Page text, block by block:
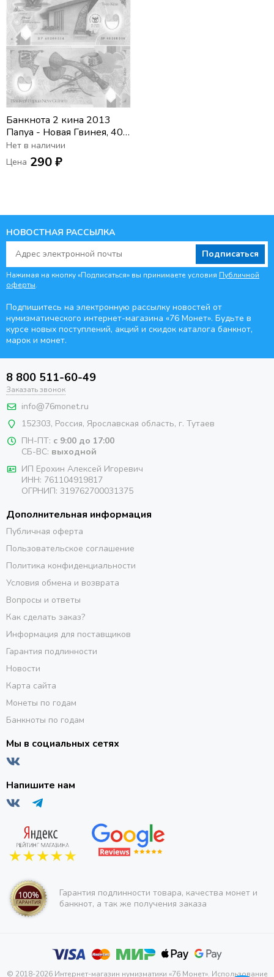
Банкнота 2 кина 2013
Папуа - Новая Гвинея, 40
лет банку
Нет в наличии
Цена 290 ₽
НОВОСТНАЯ РАССЫЛКА
Подписаться
Нажимая на кнопку «Подписаться» вы принимаете условия Публичной
оферты.
Подпишитесь на электронную рассылку новостей от
нумизматического интернет-магазина «76 Монет». Будьте в
курсе новых поступлений, акций и скидок каталога банкнот,
марок и монет.
8 800 511-60-49
Заказать звонок
info@76monet.ru
152303, Россия, Ярославская область, г. Тутаев
ПН-ПТ: с 9:00 до 17:00
СБ-ВС: выходной
ИП Ерохин Алексей Игоревич
ИНН: 761104919817
ОГРНИП: 319762700031375
Дополнительная информация
Публичная оферта
Пользовательское соглашение
Политика конфиденциальности
Условия обмена и возврата
Вопросы и ответы
Как сделать заказ?
Информация для поставщиков
Гарантия подлинности
Новости
Карта сайта
Монеты по годам
Банкноты по годам
Мы в социальных сетях
Напишите нам
Гарантия подлинности товара, качества монет и
банкнот, а так же получения заказа
© 2018-2026 Интернет-магазин нумизматики «76 Монет». Использование